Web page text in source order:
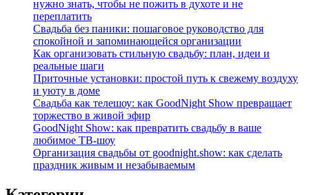
нужно знать, чтобы не пожить в духоте и не
переплатить
Свадьба без паники: пошаговое руководство для
спокойной и запоминающейся организации
Как организовать стильную свадьбу: план, идеи и
реальные шаги
Приточные установки: простой путь к свежему воздуху
и уюту в доме
Свадьба как телешоу: как GoodNight Show превращает
торжество в живой эфир
GoodNight Show: как превратить свадьбу в ваше
любимое ТВ-шоу
Организация свадьбы от goodnight.show: как сделать
праздник живым и незабываемым